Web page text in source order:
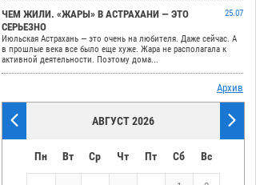
ЧЕМ ЖИЛИ. «ЖАРЫ» В АСТРАХАНИ — ЭТО
СЕРЬЕЗНО
25.07
Июльская Астрахань — это очень на любителя. Даже сейчас. А
в прошлые века все было еще хуже. Жара не располагала к
активной деятельности. Поэтому дома...
Архив
АВГУСТ 2026
Пн Вт Ср Чт Пт Сб Вс